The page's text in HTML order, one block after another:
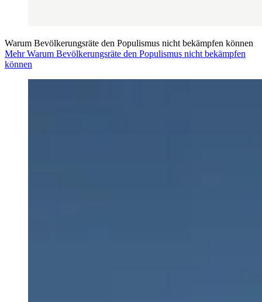
Warum Bevölkerungsräte den Populismus nicht bekämpfen können
Mehr Warum Bevölkerungsräte den Populismus nicht bekämpfen
können